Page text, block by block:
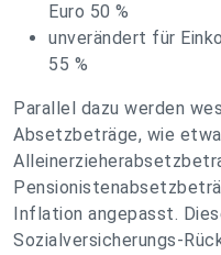
Euro 50 %
unverändert für
55 %
Parallel dazu werden
Absetzbeträge, wie
Inflation angepasst.
Sozialversicherungs-